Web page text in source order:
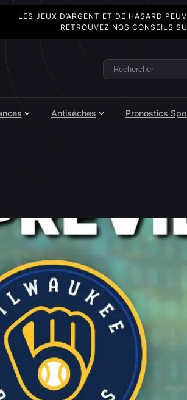
LES JEUX D’ARGENT ET DE HASARD
RETROUVEZ NOS CONSEILS
Rechercher
Antisèches Pronostics